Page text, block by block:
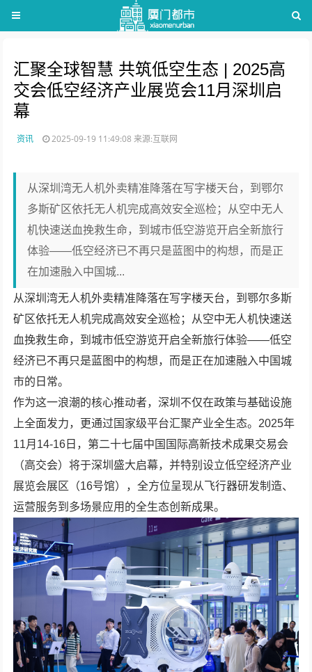
汇聚全球智慧 共筑低空生态 | 2025高
交会低空经济产业展览会11月深圳启
幕
资讯 2025-09-19 11:49:08来源:互联网
从深圳湾无人机外卖精准降落在写字楼天台，到鄂尔
多斯矿区依托无人机完成高效安全巡检；从空中无人
机快速送血挽救生命，到城市低空游览开启全新旅行
体验——低空经济已不再只是蓝图中的构想，而是正
在加速融入中国城...
从深圳湾无人机外卖精准降落在写字楼天台，到鄂尔多斯
矿区依托无人机完成高效安全巡检；从空中无人机快速送
血挽救生命，到城市低空游览开启全新旅行体验——低空
经济已不再只是蓝图中的构想，而是正在加速融入中国城
市的日常。
作为这一浪潮的核心推动者，深圳不仅在政策与基础设施
上全面发力，更通过国家级平台汇聚产业全生态。2025年
11月14-16日，第二十七届中国国际高新技术成果交易会
（高交会）将于深圳盛大启幕，并特别设立低空经济产业
展览会展区（16号馆），全方位呈现从飞行器研发制造、
运营服务到多场景应用的全生态创新成果。